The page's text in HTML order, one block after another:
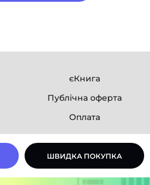
ШВИДКА ПОКУПКА
єКнига
Публічна оферта
Оплата